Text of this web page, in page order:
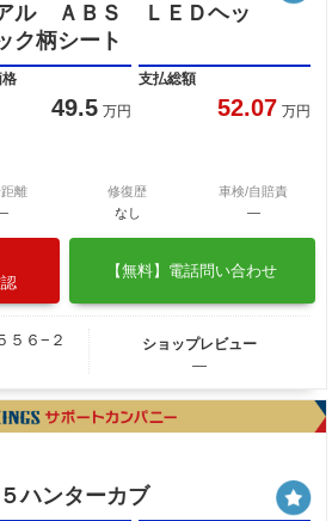
ル ＡＢＳ ＬＥＤヘッ
ク柄シート
49.5 万円
支払総額
52.07 万円
離
修復歴
なし
車検/自賠責
―
【無料】電話問い合わせ
５６−２
ショップレビュー
―
ハンターカブ